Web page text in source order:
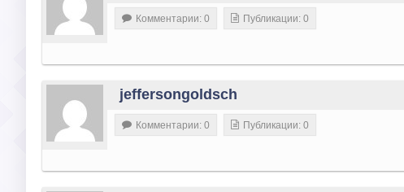
Комментарии: 0 Публикации: 0
jeffersongoldsch
Комментарии: 0 Публикации: 0